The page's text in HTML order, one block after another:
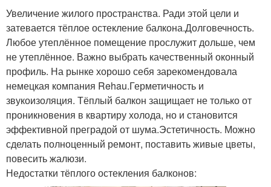
Увеличение жилого пространства. Ради этой цели и
затевается тёплое остекление балкона.Долговечность.
Любое утеплённое помещение прослужит дольше, чем
не утеплённое. Важно выбрать качественный оконный
профиль. На рынке хорошо себя зарекомендовала
немецкая компания Rehau.Герметичность и
звукоизоляция. Тёплый балкон защищает не только от
проникновения в квартиру холода, но и становится
эффективной преградой от шума.Эстетичность. Можно
сделать полноценный ремонт, поставить живые цветы,
повесить жалюзи.
Недостатки тёплого остекления балконов: